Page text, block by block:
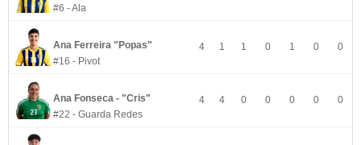
#6 - Ala
Ana Ferreira "Popas"
#16 - Pivot
4 1 1 0 1 0 0
Ana Fonseca - "Cris"
#22 - Guarda Redes
4 4 0 0 0 0 0